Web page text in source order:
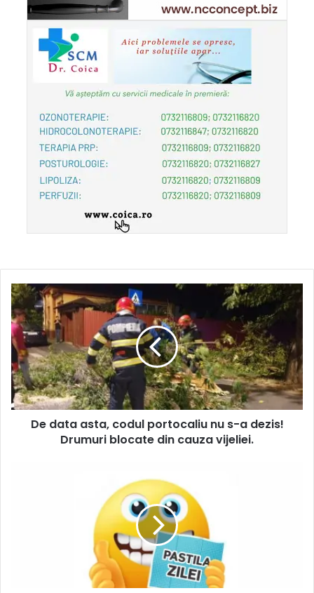
De data asta, codul portocaliu nu s-a dezis!
Drumuri blocate din cauza vijeliei.